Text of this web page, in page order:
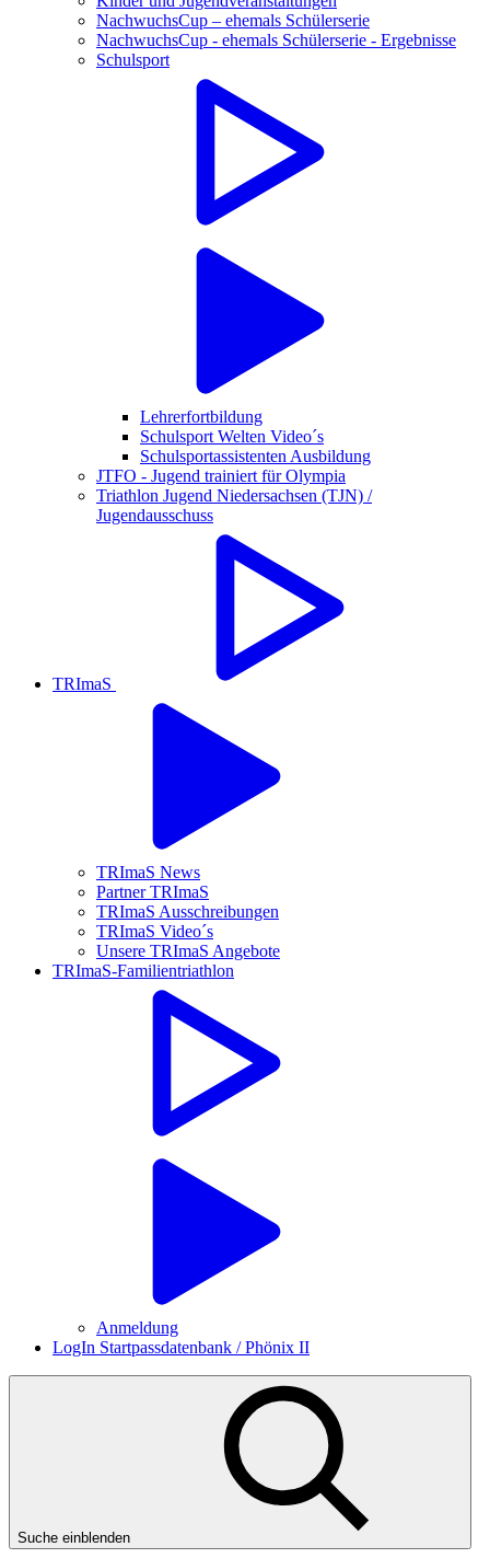
NachwuchsCup – ehemals Schülerserie
NachwuchsCup - ehemals Schülerserie - Ergebnisse
Schulsport
Lehrerfortbildung
Schulsport Welten Video´s
Schulsportassistenten Ausbildung
JTFO - Jugend trainiert für Olympia
Triathlon Jugend Niedersachsen (TJN) /
Jugendausschuss
TRImaS
TRImaS News
Partner TRImaS
TRImaS Ausschreibungen
TRImaS Video´s
Unsere TRImaS Angebote
TRImaS-Familientriathlon
Anmeldung
LogIn Startpassdatenbank / Phönix II
Suche einblenden